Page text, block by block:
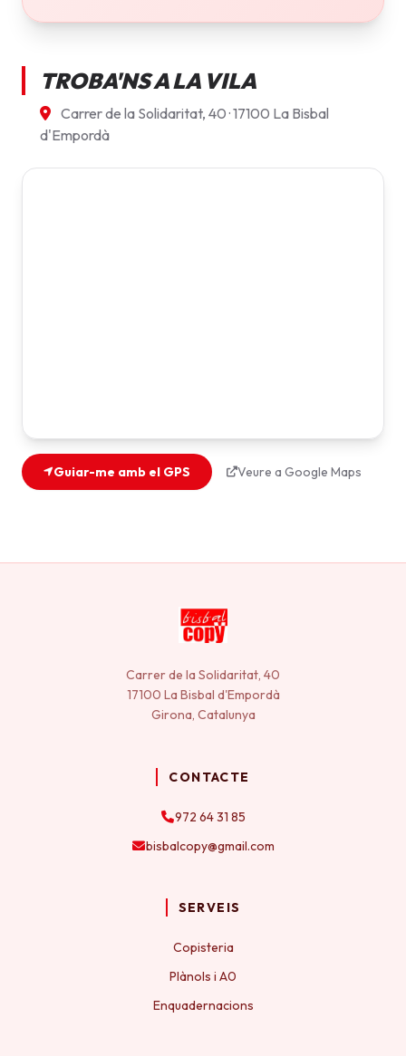
TROBA'NS A LA VILA
Carrer de la Solidaritat, 40 · 17100 La Bisbal
d'Empordà
Guiar-me amb el GPS Veure a Google Maps
Carrer de la Solidaritat, 40
17100 La Bisbal d'Empordà
Girona, Catalunya
CONTACTE
972 64 31 85
bisbalcopy@gmail.com
SERVEIS
Copisteria
Plànols i A0
Enquadernacions